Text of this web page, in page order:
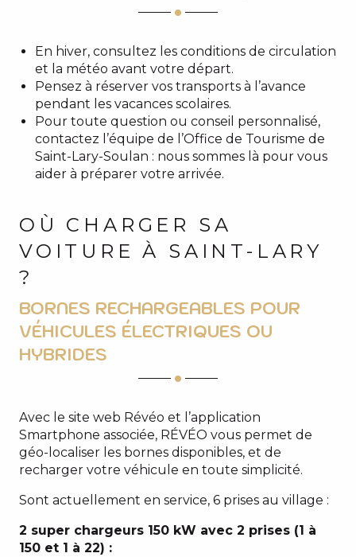
En hiver, consultez les conditions de circulation
et la météo avant votre départ.
Pensez à réserver vos transports à l’avance
pendant les vacances scolaires.
Pour toute question ou conseil personnalisé,
contactez l’équipe de l’Office de Tourisme de
Saint-Lary-Soulan : nous sommes là pour vous
aider à préparer votre arrivée.
OÙ CHARGER SA
VOITURE À SAINT-LARY
?
BORNES RECHARGEABLES POUR
VÉHICULES ÉLECTRIQUES OU
HYBRIDES
Avec le site web Révéo et l’application
Smartphone associée, RÉVÉO vous permet de
géo-localiser les bornes disponibles, et de
recharger votre véhicule en toute simplicité.
Sont actuellement en service, 6 prises au village :
2 super chargeurs 150 kW avec 2 prises (1 à
150 et 1 à 22) :